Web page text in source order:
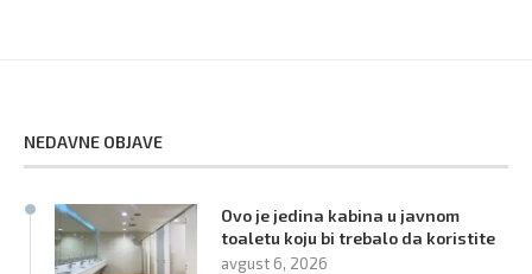
NEDAVNE OBJAVE
Ovo je jedina kabina u javnom
toaletu koju bi trebalo da koristite
avgust 6, 2026